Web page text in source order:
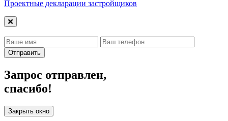
Проектные декларации застройщиков
Отправить
Запрос отправлен,
спасибо!
Закрыть окно